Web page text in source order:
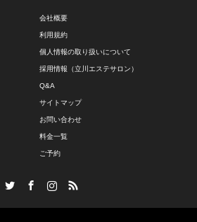
会社概要
利用規約
個人情報の取り扱いについて
採用情報（立川エステサロン）
Q&A
サイトマップ
お問い合わせ
料金一覧
ご予約